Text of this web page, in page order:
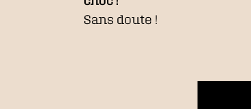
Sans doute !